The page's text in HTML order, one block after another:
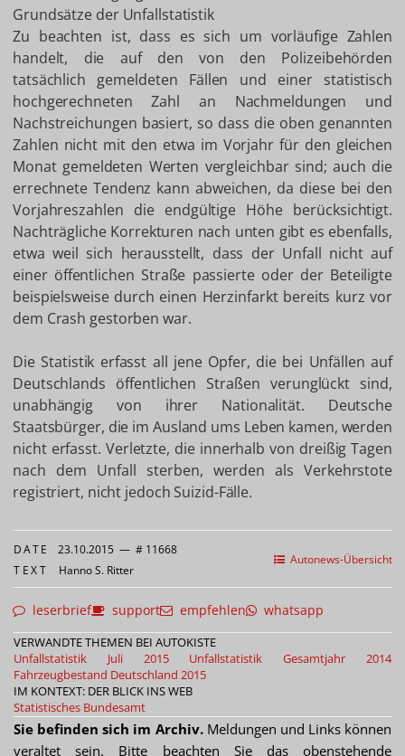
Grundsätze der Unfallstatistik
Zu beachten ist, dass es sich um vorläufige Zahlen
handelt, die auf den von den Polizeibehörden
tatsächlich gemeldeten Fällen und einer statistisch
hochgerechneten Zahl an Nachmeldungen und
Nachstreichungen basiert, so dass die oben genannten
Zahlen nicht mit den etwa im Vorjahr für den gleichen
Monat gemeldeten Werten vergleichbar sind; auch die
errechnete Tendenz kann abweichen, da diese bei den
Vorjahreszahlen die endgültige Höhe berücksichtigt.
Nachträgliche Korrekturen nach unten gibt es ebenfalls,
etwa weil sich herausstellt, dass der Unfall nicht auf
einer öffentlichen Straße passierte oder der Beteiligte
beispielsweise durch einen Herzinfarkt bereits kurz vor
dem Crash gestorben war.
Die Statistik erfasst all jene Opfer, die bei Unfällen auf
Deutschlands öffentlichen Straßen verunglückt sind,
unabhängig von ihrer Nationalität. Deutsche
Staatsbürger, die im Ausland ums Leben kamen, werden
nicht erfasst. Verletzte, die innerhalb von dreißig Tagen
nach dem Unfall sterben, werden als Verkehrstote
registriert, nicht jedoch Suizid-Fälle.
Autonews-Übersicht
DATE 23.10.2015 — # 11668
TEXT Hanno S. Ritter
leserbrief support empfehlen whatsapp
VERWANDTE THEMEN BEI AUTOKISTE
Unfallstatistik Juli 2015
Unfallstatistik Gesamtjahr 2014
Fahrzeugbestand Deutschland 2015
IM KONTEXT: DER BLICK INS WEB
Statistisches Bundesamt
Sie befinden sich im Archiv.Meldungen und Links können
veraltet sein. Bitte beachten Sie das obenstehende